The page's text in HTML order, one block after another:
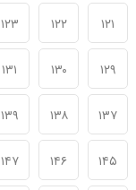
۱۲۱ ۱۲۲ ۱۲۳
۱۲۹ ۱۳۰ ۱۳۱
۱۳۷ ۱۳۸ ۱۳۹
۱۴۵ ۱۴۶ ۱۴۷